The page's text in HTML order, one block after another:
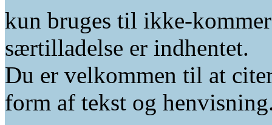
kun bruges til ikke-
særtilladelse er indhentet.
Du er velkommen til at
form af tekst og